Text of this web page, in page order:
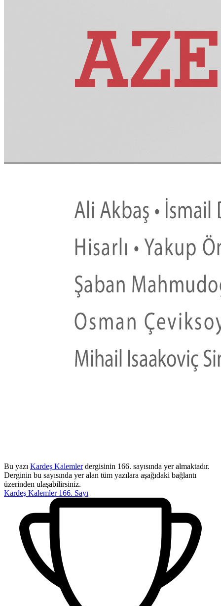
Bu yazı Kardeş Kalemlerdergisinin 166. sayısında yer almaktadır.
Derginin bu sayısında yer alan tüm yazılara aşağıdaki bağlantı
üzerinden ulaşabilirsiniz.
Kardeş Kalemler 166. Sayı